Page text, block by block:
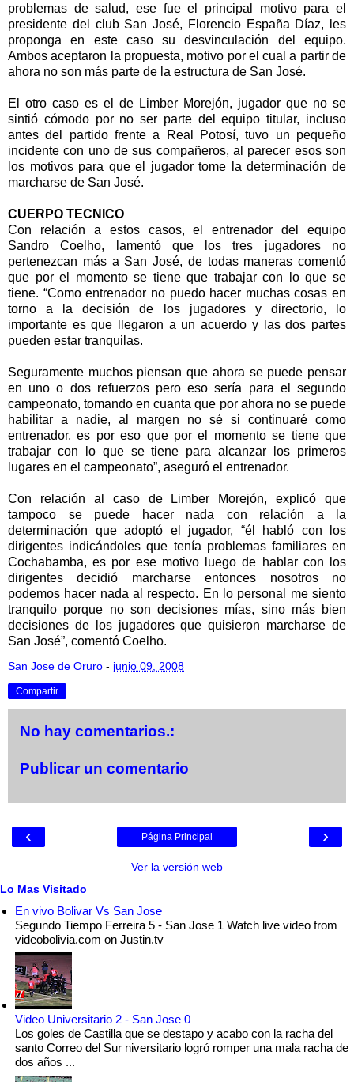
problemas de salud, ese fue el principal motivo para el
presidente del club San José, Florencio España Díaz, les
proponga en este caso su desvinculación del equipo.
Ambos aceptaron la propuesta, motivo por el cual a partir de
ahora no son más parte de la estructura de San José.
El otro caso es el de Limber Morejón, jugador que no se
sintió cómodo por no ser parte del equipo titular, incluso
antes del partido frente a Real Potosí, tuvo un pequeño
incidente con uno de sus compañeros, al parecer esos son
los motivos para que el jugador tome la determinación de
marcharse de San José.
CUERPO TECNICO
Con relación a estos casos, el entrenador del equipo
Sandro Coelho, lamentó que los tres jugadores no
pertenezcan más a San José, de todas maneras comentó
que por el momento se tiene que trabajar con lo que se
tiene. “Como entrenador no puedo hacer muchas cosas en
torno a la decisión de los jugadores y directorio, lo
importante es que llegaron a un acuerdo y las dos partes
pueden estar tranquilas.
Seguramente muchos piensan que ahora se puede pensar
en uno o dos refuerzos pero eso sería para el segundo
campeonato, tomando en cuanta que por ahora no se puede
habilitar a nadie, al margen no sé si continuaré como
entrenador, es por eso que por el momento se tiene que
trabajar con lo que se tiene para alcanzar los primeros
lugares en el campeonato”, aseguró el entrenador.
Con relación al caso de Limber Morejón, explicó que
tampoco se puede hacer nada con relación a la
determinación que adoptó el jugador, “él habló con los
dirigentes indicándoles que tenía problemas familiares en
Cochabamba, es por ese motivo luego de hablar con los
dirigentes decidió marcharse entonces nosotros no
podemos hacer nada al respecto. En lo personal me siento
tranquilo porque no son decisiones mías, sino más bien
decisiones de los jugadores que quisieron marcharse de
San José”, comentó Coelho.
San Jose de Oruro - junio 09, 2008
Compartir
No hay comentarios.:
Publicar un comentario
‹ ›
Página Principal
Ver la versión web
Lo Mas Visitado
En vivo Bolivar Vs San Jose
Segundo Tiempo Ferreira 5 - San Jose 1 Watch live video from
videobolivia.com on Justin.tv
Video Universitario 2 - San Jose 0
Los goles de Castilla que se destapo y acabo con la racha del
santo Correo del Sur niversitario logró romper una mala racha de
dos años ...